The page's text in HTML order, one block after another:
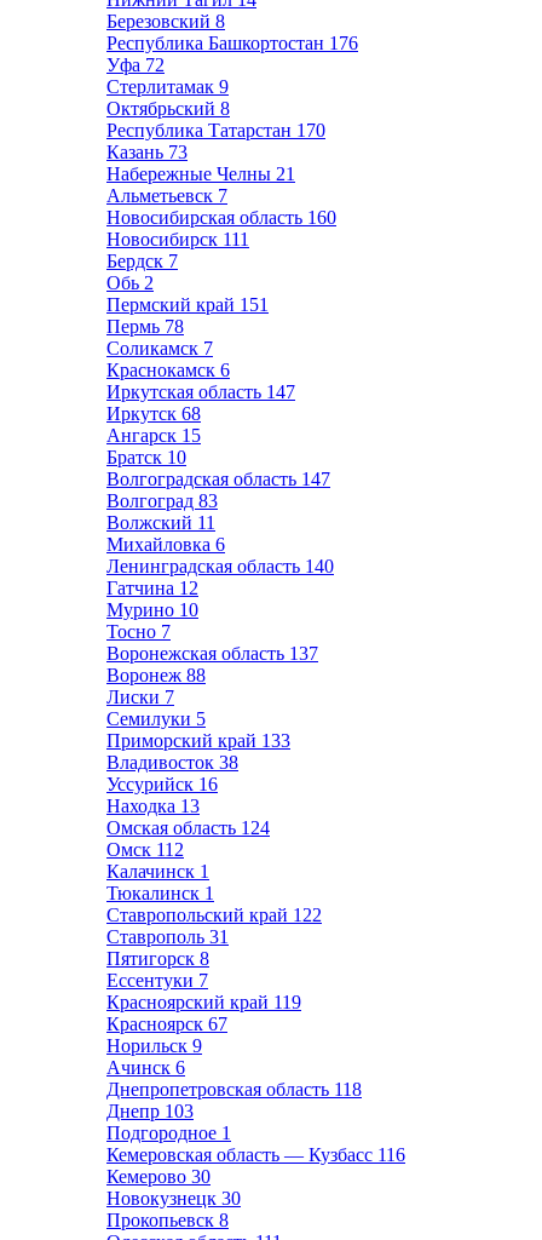
Березовский 8
Республика Башкортостан 176
Уфа 72
Стерлитамак 9
Октябрьский 8
Республика Татарстан 170
Казань 73
Набережные Челны 21
Альметьевск 7
Новосибирская область 160
Новосибирск 111
Бердск 7
Обь 2
Пермский край 151
Пермь 78
Соликамск 7
Краснокамск 6
Иркутская область 147
Иркутск 68
Ангарск 15
Братск 10
Волгоградская область 147
Волгоград 83
Волжский 11
Михайловка 6
Ленинградская область 140
Гатчина 12
Мурино 10
Тосно 7
Воронежская область 137
Воронеж 88
Лиски 7
Семилуки 5
Приморский край 133
Владивосток 38
Уссурийск 16
Находка 13
Омская область 124
Омск 112
Калачинск 1
Тюкалинск 1
Ставропольский край 122
Ставрополь 31
Пятигорск 8
Ессентуки 7
Красноярский край 119
Красноярск 67
Норильск 9
Ачинск 6
Днепропетровская область 118
Днепр 103
Подгородное 1
Кемеровская область — Кузбасс 116
Кемерово 30
Новокузнецк 30
Прокопьевск 8